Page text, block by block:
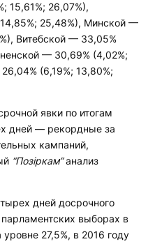
15,61%; 26,07%),
25,48%), Минской —
Витебской — 33,05%
— 30,69% (4,02%;
(6,19%; 13,80%;
явки по итогам
дней — рекордные за
кампаний,
“Позіркам”анализ
дней досрочного
выборах в
27,5%, в 2016 году